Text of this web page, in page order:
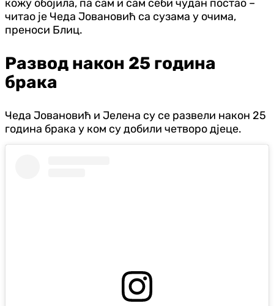
кожу обојила, па сам и сам себи чудан постао –
читао је Чеда Јовановић са сузама у очима,
преноси Блиц.
Развод након 25 година
брака
Чеда Јовановић и Јелена су се развели након 25
година брака у ком су добили четворо д‌јеце.